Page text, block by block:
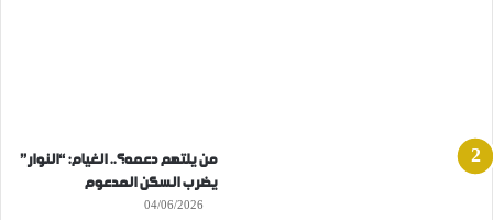
من يلتهم دعمه؟.. الغيام: “النوار”
يضرب السكن المدعوم
04/06/2026